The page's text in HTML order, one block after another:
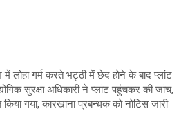
लोहा गर्म करते भट्ठी में छेद होने के बाद प्लांट
सुरक्षा अधिकारी ने प्लांट पहुंचकर की जांच,
गया, कारखाना प्रबन्धक को नोटिस जारी